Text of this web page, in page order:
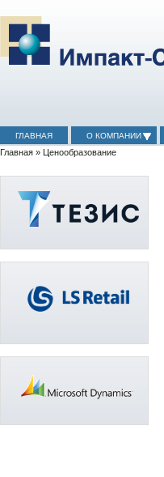
ГЛАВНАЯ О КОМПАНИИ
Главная » Ценообразование